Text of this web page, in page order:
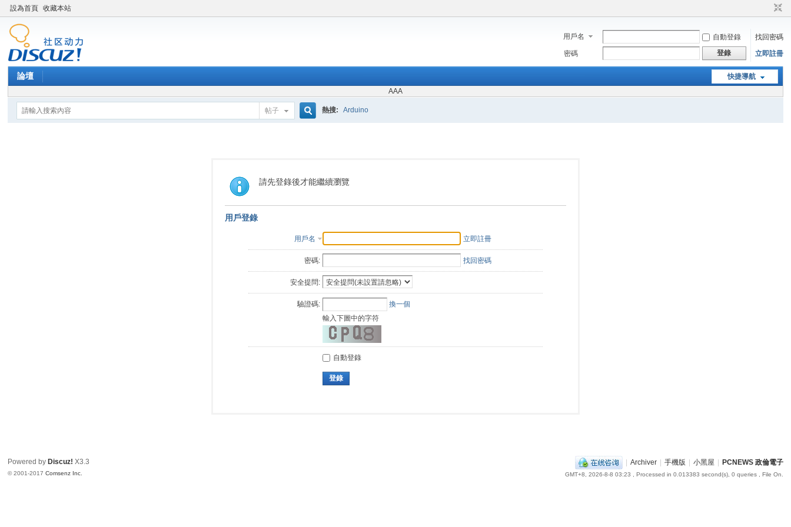
設為首頁 收藏本站
用戶名 自動登錄
找回密碼
密碼
登錄 立即註冊
快捷導航
論壇
AAA
帖子
索
熱搜: Arduino
請先登錄後才能繼續瀏覽
用戶登錄
用戶名 立即註冊
密碼: 找回密碼
安全提問:
驗證碼:
換一個
輸入下圖中的字符
自動登錄
登錄
| Archiver | 手機版 | 小黑屋 | PCNEWS 政倫電子
GMT+8, 2026-8-8 03:23 , Processed in 0.013383 second(s), 0 queries , File On.
Powered by Discuz! X3.3
© 2001-2017Comsenz Inc.